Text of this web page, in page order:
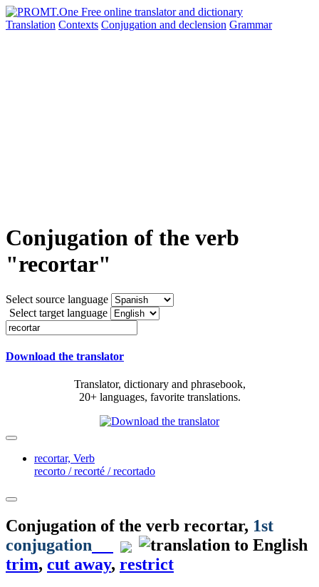
Translation Contexts Conjugation and declension Grammar
Conjugation of the verb
"recortar"
Select source language
Select target language
Download the translator
Translator, dictionary and phrasebook,
20+ languages, favorite translations.
recortar, Verb
recorto / recorté / recortado
Conjugation of the verb recortar, 1st
conjugation
trim, cut away, restrict